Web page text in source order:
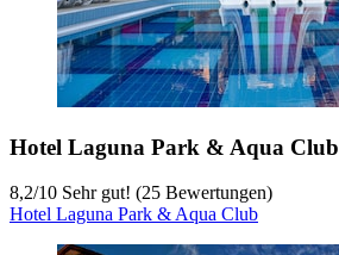
Hotel Laguna Park & Aqua Club
8,2/10 Sehr gut! (25 Bewertungen)
Hotel Laguna Park & Aqua Club